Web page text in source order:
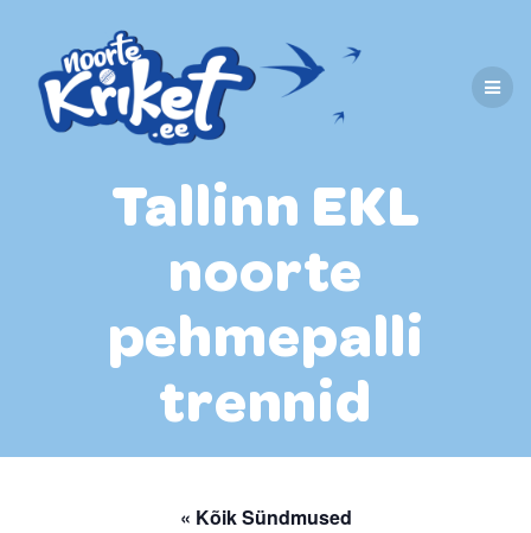
content
Tallinn EKL
noorte
pehmepalli
trennid
« Kõik Sündmused